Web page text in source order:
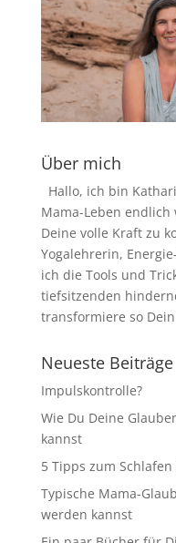
Über mich
Hallo, ich bin
Mama-Leben
Deine volle Kraft zu
Yogalehrerin,
ich die Tools und
tiefsitzenden
transformiere so
Neueste Beiträge
Impulskontrolle?
Wie Du Deine
kannst
5 Tipps zum Schlafen
Typische Mama-
werden kannst